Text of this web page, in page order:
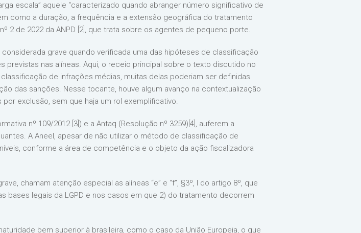
escala” aquele “caracterizado quando abranger número significativo de
como a duração, a frequência e a extensão geográfica do tratamento
2 de 2022 da ANPD [2], que trata sobre os agentes de pequeno porte.
grave quando verificada uma das hipóteses de classificação
previstas nas alíneas. Aqui, o receio principal sobre o texto discutido no
de infrações médias, muitas delas poderiam ser definidas
das sanções. Nesse tocante, houve algum avanço na contextualização
exclusão, sem que haja um rol exemplificativo.
nº 109/2012 [3]) e a Antaq (Resolução nº 3259)[4], auferem a
A Aneel, apesar de não utilizar o método de classificação de
conforme a área de competência e o objeto da ação fiscalizadora
chamam atenção especial as alíneas “e” e “f”, §3º, I do artigo 8º, que
bases legais da LGPD e nos casos em que 2) do tratamento decorrem
bem superior à brasileira, como o caso da União Europeia, o que